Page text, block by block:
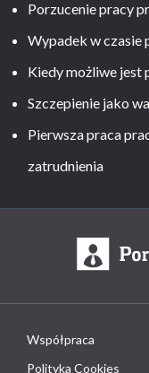
Porzucenie pracy
Wypadek w czasie
Kiedy możliwe jest
Szczepienie jako
Pierwsza praca
zatrudnienia
Współpraca
Polityka Cookies